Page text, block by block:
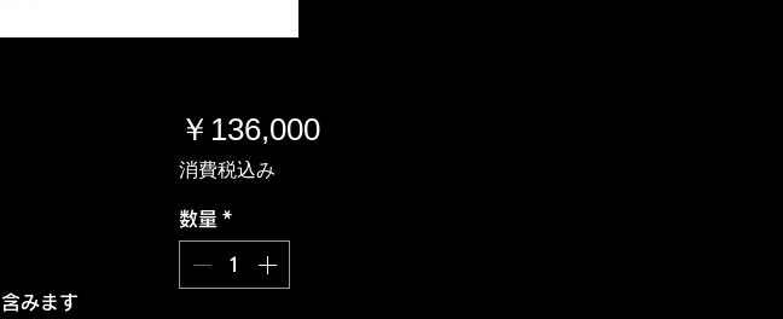
みます
￥136,000価
消費税込み
数量 *